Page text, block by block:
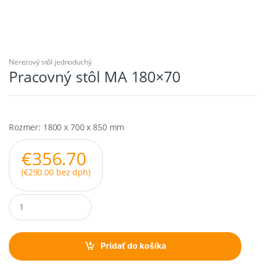
Nerezový stôl jednoduchý
Pracovný stôl MA 180×70
Rozmer: 1800 x 700 x 850 mm
€356.70
(€290.00bez dph)
Q
u
a
t
i
Pridať do košíka